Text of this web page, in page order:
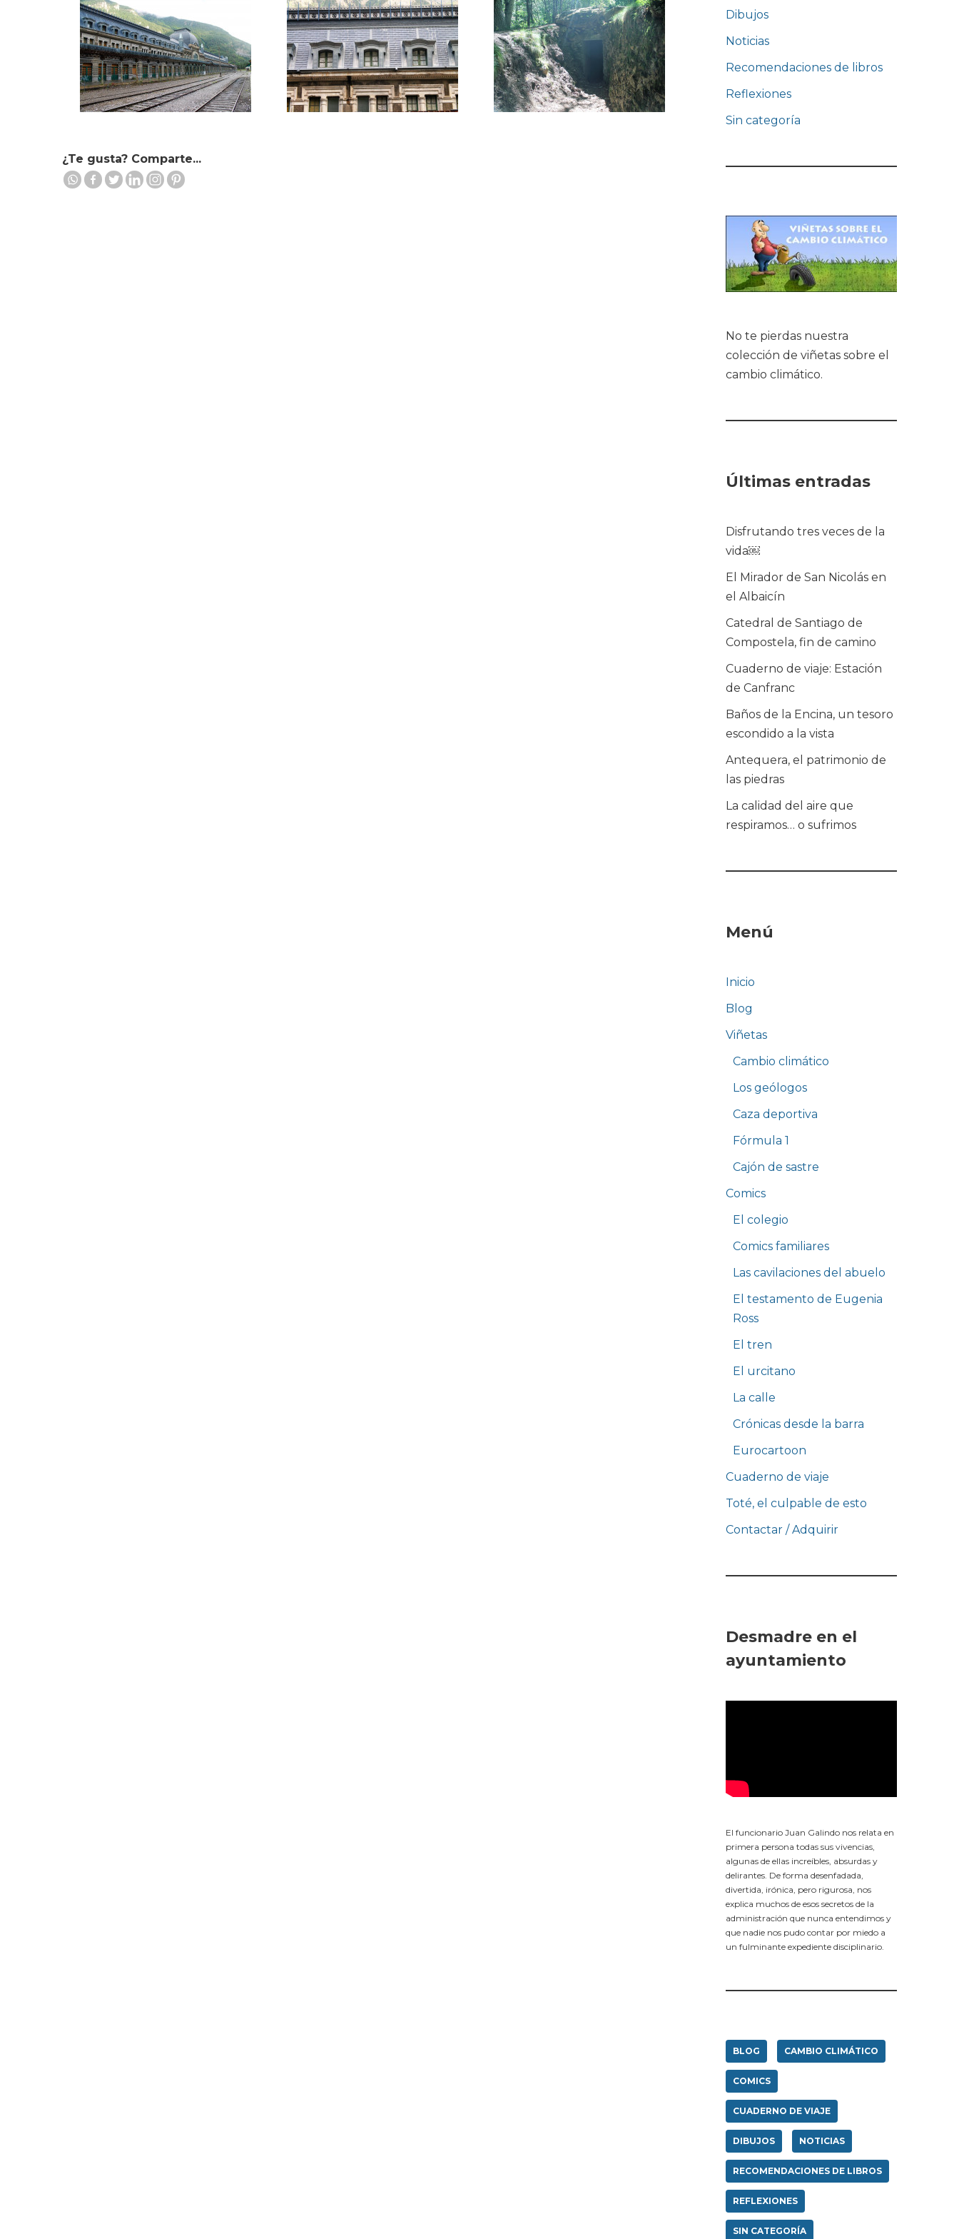
¿Te gusta? Comparte...
Dibujos
Noticias
Recomendaciones de libros
Reflexiones
Sin categoría
No te pierdas nuestra
colección de viñetas sobre el
cambio climático.
Últimas entradas
Disfrutando tres veces de la
vida￼
El Mirador de San Nicolás en
el Albaicín
Catedral de Santiago de
Compostela, fin de camino
Cuaderno de viaje: Estación
de Canfranc
Baños de la Encina, un tesoro
escondido a la vista
Antequera, el patrimonio de
las piedras
La calidad del aire que
respiramos… o sufrimos
Menú
Inicio
Blog
Viñetas
Cambio climático
Los geólogos
Caza deportiva
Fórmula 1
Cajón de sastre
Comics
El colegio
Comics familiares
Las cavilaciones del abuelo
El testamento de Eugenia
Ross
El tren
El urcitano
La calle
Crónicas desde la barra
Eurocartoon
Cuaderno de viaje
Toté, el culpable de esto
Contactar / Adquirir
Desmadre en el
ayuntamiento
El funcionario Juan Galindo nos relata en
primera persona todas sus vivencias,
algunas de ellas increíbles, absurdas y
delirantes. De forma desenfadada,
divertida, irónica, pero rigurosa, nos
explica muchos de esos secretos de la
administración que nunca entendimos y
que nadie nos pudo contar por miedo a
un fulminante expediente disciplinario.
BLOG CAMBIO CLIMÁTICO
COMICS
CUADERNO DE VIAJE
DIBUJOS NOTICIAS
RECOMENDACIONES DE LIBROS
REFLEXIONES
SIN CATEGORÍA